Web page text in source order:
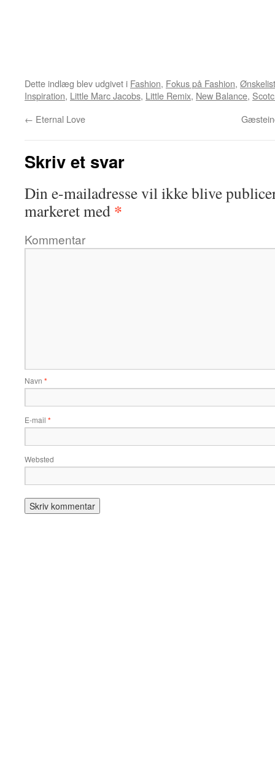
Dette indlæg blev udgivet i Fashion, Fokus på Fashion,
Inspiration, Little Marc Jacobs, Little Remix, New Balance,
← Eternal Love
Skriv et svar
Din e-mailadresse vil ikke blive
markeret med *
Kommentar
Navn *
E-mail *
Websted